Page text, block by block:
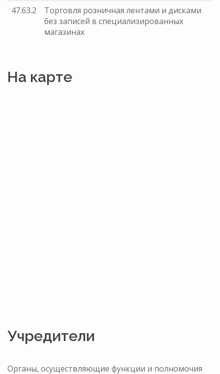
47.63.2
Торговля розничная лентами и дисками
без записей в специализированных
магазинах
На карте
Учредители
Органы, осуществляющие функции и полномочия